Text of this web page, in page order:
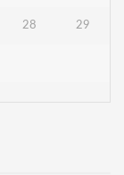
28 29